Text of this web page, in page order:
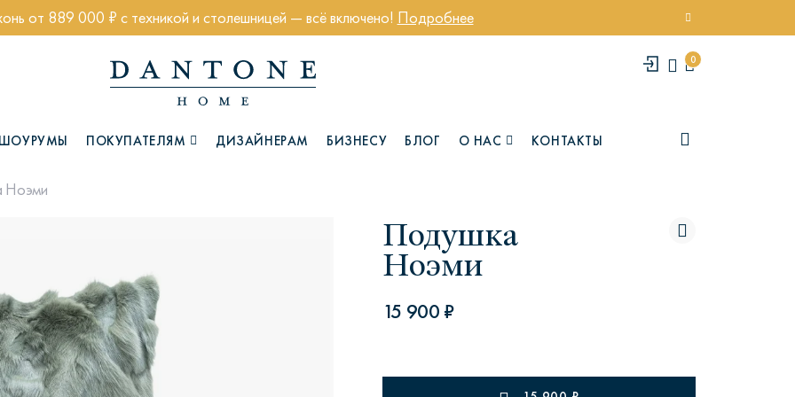
от 889 000 ₽ с техникой и столешницей — всё включено! Подробнее
0
ШОУРУМЫ ПОКУПАТЕЛЯМ ДИЗАЙНЕРАМ БИЗНЕСУ БЛОГ О НАС КОНТАКТЫ
Глазго
Ноэми
Подушка
Ноэми
15 900 ₽